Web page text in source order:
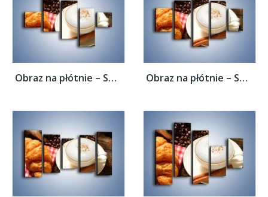
Obraz na płótnie – Spieniona kawa z... Obraz na płótnie – Spieniona kawa z...